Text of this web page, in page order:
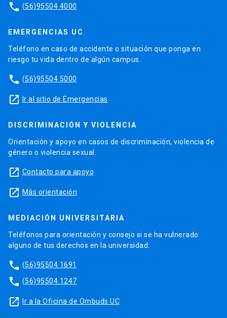
phone (56)95504 4000
EMERGENCIAS UC
Teléfono en caso de accidente o situación que ponga en
riesgo tu vida dentro de algún campus.
phone (56)95504 5000
launch Ir al sitio de Emergencias
DISCRIMINACIÓN Y VIOLENCIA
Orientación y apoyo en casos de discriminación, violencia de
género o violencia sexual.
launch Contacto para apoyo
launch Más orientación
MEDIACIÓN UNIVERSITARIA
Teléfonos para orientación y consejo si se ha vulnerado
alguno de tus derechos en la universidad.
phone (56)95504 1691
phone (56)95504 1247
launch Ir a la Oficina de Ombuds UC